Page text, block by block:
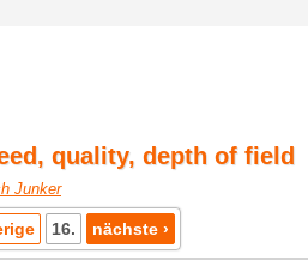
quality, depth of field
Junker
16. nächste ›